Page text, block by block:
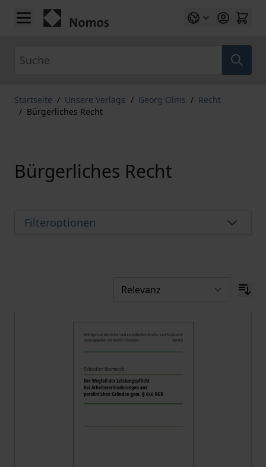
Zum Inhalt springen
Startseite / Unsere Verlage / Georg Olms / Recht
/ Bürgerliches Recht
Bürgerliches Recht
Filteroptionen